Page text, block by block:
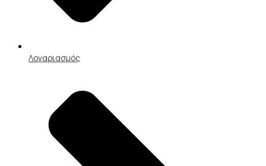
Λογαριασμός